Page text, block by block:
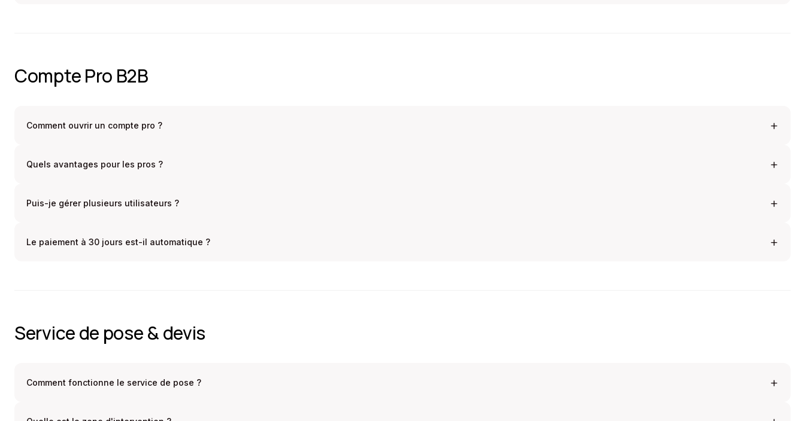
Compte Pro B2B
Comment ouvrir un compte pro ?
Quels avantages pour les pros ?
Puis-je gérer plusieurs utilisateurs ?
Le paiement à 30 jours est-il automatique ?
Service de pose & devis
Comment fonctionne le service de pose ?